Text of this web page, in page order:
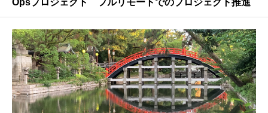
Opsプロジェクト フルリモートでのプロジェクト推進